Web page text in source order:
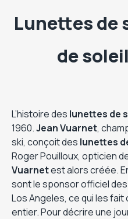
Lunettes de
de
L’histoire des lunettes de
1960.Jean Vuarnet,
ski, conçoit des lunettes
Roger Pouilloux, opticien
Vuarnetest alors créée.
sont le sponsor officiel des
Los Angeles, ce qui les
entier. Pour décrire une